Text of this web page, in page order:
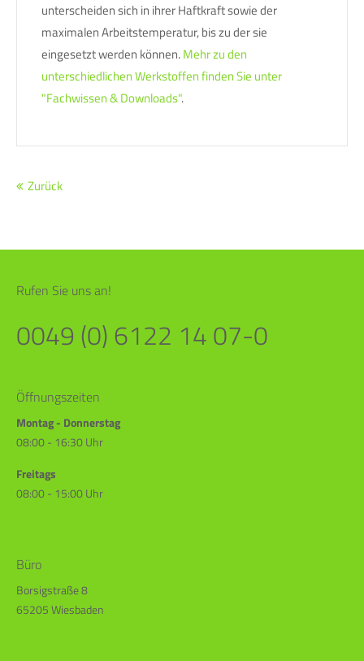
unterscheiden sich in ihrer Haftkraft sowie der
maximalen Arbeitstemperatur, bis zu der sie
eingesetzt werden können.Mehr zu den
unterschiedlichen Werkstoffen finden Sie unter
"Fachwissen & Downloads".
Zurück
Rufen Sie uns an!
0049 (0) 6122 14 07-0
Öffnungszeiten
Montag - Donnerstag
08:00 - 16:30 Uhr
Freitags
08:00 - 15:00 Uhr
Büro
Borsigstraße 8
65205 Wiesbaden